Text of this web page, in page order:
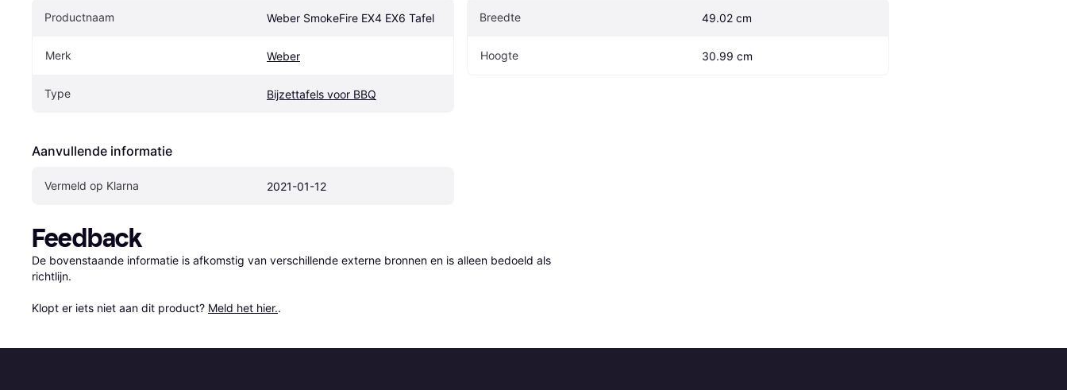
Productnaam Weber SmokeFire EX4 EX6 Tafel
Merk Weber
Type Bijzettafels voor BBQ
Aanvullende informatie
Vermeld op Klarna 2021-01-12
Breedte 49.02 cm
Hoogte 30.99 cm
Feedback
De bovenstaande informatie is afkomstig van verschillende externe bronnen en is alleen bedoeld als
richtlijn.
Klopt er iets niet aan dit product? Meld het hier..